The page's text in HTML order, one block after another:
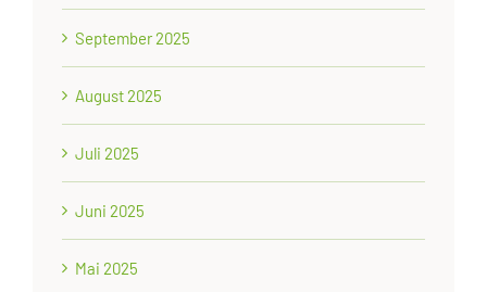
September 2025
August 2025
Juli 2025
Juni 2025
Mai 2025